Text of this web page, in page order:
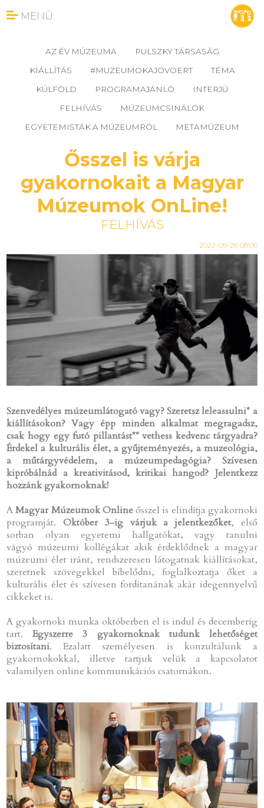
MENÜ
AZ ÉV MÚZEUMA
PULSZKY TÁRSASÁG
KIÁLLÍTÁS
#MUZEUMOKAJOVOERT
TÉMA
KÜLFÖLD
PROGRAMAJÁNLÓ
INTERJÚ
FELHÍVÁS
MÚZEUMCSINÁLÓK
EGYETEMISTÁK A MÚZEUMRÓL
METAMÚZEUM
Ősszel is várja
gyakornokait a Magyar
Múzeumok OnLine!
FELHÍVÁS
2022-09-26 08:00
Szenvedélyes múzeumlátogató vagy? Szeretsz leleassulni* a
kiállításokon? Vagy épp minden alkalmat megragadsz,
csak hogy egy futó pillantást** vethess kedvenc tárgyadra?
Érdekel a kulturális élet, a gyűjteményezés, a muzeológia,
a műtárgyvédelem, a múzeumpedagógia? Szívesen
kipróbálnád a kreativitásod, kritikai hangod? Jelentkezz
hozzánk gyakornoknak!
AMagyar Múzeumok Onlineősszel is elindítja gyakornoki
programját. Október 3-ig várjuk a jelentkezőket, első
sorban olyan egyetemi hallgatókat, vagy tanulni
vágyó múzeumi kollégákat akik érdeklődnek a magyar
múzeumi élet iránt, rendszeresen látogatnak kiállításokat,
szeretnek szövegekkel bíbelődni, foglalkoztatja őket a
kulturális élet és szívesen fordítanának akár idegennyelvű
cikkeket is.
A gyakornoki munka októberben el is indul és decemberig
tart.Egyszerre 3 gyakornoknak tudunk lehetőséget
biztosítani. Ezalatt személyesen is konzultálunk a
gyakornokokkal, illetve tartjuk velük a kapcsolatot
valamilyen online kommunikációs csatornákon.